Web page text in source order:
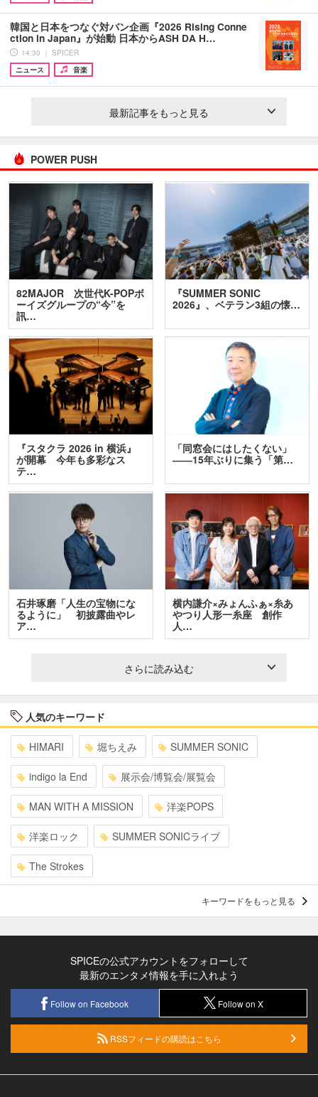
韓国と日本をつなぐ対バン企画『2026 Rising Conne
ction in Japan』が始動 日本からASH DA H…
14:30 ｜ SPICER
ニュース
音楽
最新記事をもっと見る
POWER PUSH
82MAJOR 次世代K-POPボ
ーイズグループの“今”を
訊…
『SUMMER SONIC
2026』、ベテラン3組の懐…
『スタクラ 2026 in 横浜』
が開幕 今年も多彩なス
テ…
「同窓会にはしたくない」
――15年ぶりに集う「第…
石井琢磨「人生の宝物にな
るように」 初披露曲やレ
ア…
横内謙介×みょんふぁ×糸あ
やつり人形一糸座 創作
人…
さらに読み込む
人気のキーワード
HIMARI 堀ちえみ SUMMER SONIC
indigo la End 展示会/博覧会/展覧会
MAN WITH A MISSION 洋楽POPS
洋楽ロック SUMMER SONICライブ
The Strokes
キーワードをもっと見る
SPICEの公式アカウントをフォローして
最新のエンタメ情報を手に入れよう
Follow on Facebook Follow on X
RSSフィードの購読はこちら